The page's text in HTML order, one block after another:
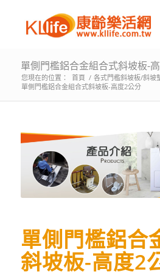
單側門檻鋁合金組合式斜坡板-
您現在的位置： 首頁 / 各式門檻斜坡板/斜坡
單側門檻鋁合金組合式斜坡板-高度2公分
單側門檻鋁合
斜坡板-高度2